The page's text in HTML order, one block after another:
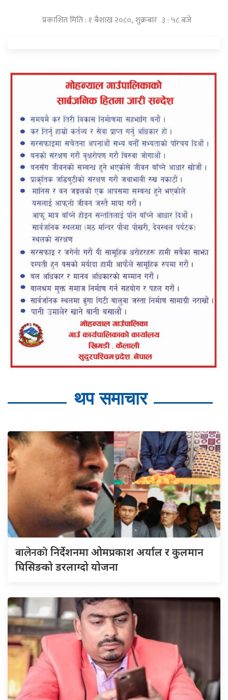
प्रकाशित मिति : १ बैशाख २०८०, शुक्रबार ३ : ५८ बजे
थप समाचार
बालेनकोनिर्देशनमा ओमप्रकाश अर्याल र कुलमान
घिसिङको डरलाग्दो योजना